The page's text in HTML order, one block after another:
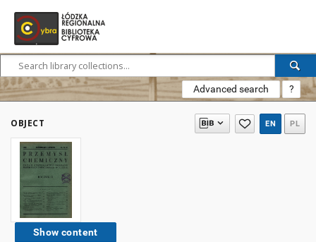
Advanced search ?
OBJECT EN PL
Show content